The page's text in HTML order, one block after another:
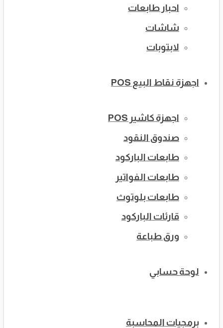
احبار طابعات
شاشات
لابتوبات
اجهزة نقاط البيع POS
اجهزة كاشير POS
صندوق النقود
طابعات الباركود
طابعات الفواتير
طابعات بلوتوث
قارئات الباركود
ورق طباعة
لوحة حسابي
برمجيات المحاسبة